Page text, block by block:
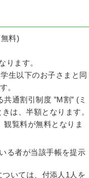
料)
ります。
生以下のお子さまと同
。
通割引制度 ”M割” (ミ
は、半額となります。
覧料が無料となりま
る者が当該手帳を提示
いては、付添人1人を